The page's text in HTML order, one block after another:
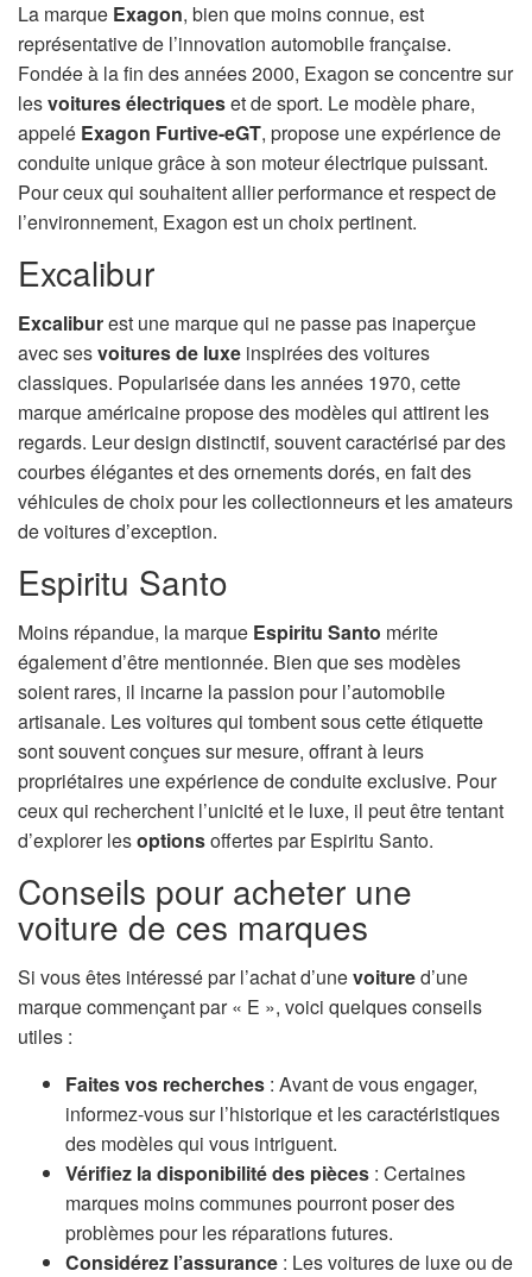
La marque Exagon, bien que moins connue, est
représentative de l’innovation automobile française.
Fondée à la fin des années 2000, Exagon se concentre sur
lesvoitures électriqueset de sport. Le modèle phare,
appelé Exagon Furtive-eGT, propose une expérience de
conduite unique grâce à son moteur électrique puissant.
Pour ceux qui souhaitent allier performance et respect de
l’environnement, Exagon est un choix pertinent.
Excalibur
Excaliburest une marque qui ne passe pas inaperçue
avec sesvoitures de luxe inspirées des voitures
classiques. Popularisée dans les années 1970, cette
marque américaine propose des modèles qui attirent les
regards. Leur design distinctif, souvent caractérisé par des
courbes élégantes et des ornements dorés, en fait des
véhicules de choix pour les collectionneurs et les amateurs
de voitures d’exception.
Espiritu Santo
Moins répandue, la marque Espiritu Santo mérite
également d’être mentionnée. Bien que ses modèles
soient rares, il incarne la passion pour l’automobile
artisanale. Les voitures qui tombent sous cette étiquette
sont souvent conçues sur mesure, offrant à leurs
propriétaires une expérience de conduite exclusive. Pour
ceux qui recherchent l’unicité et le luxe, il peut être tentant
d’explorer lesoptionsoffertes par Espiritu Santo.
Conseils pour acheter une
voiture de ces marques
Si vous êtes intéressé par l’achat d’unevoitured’une
marque commençant par « E », voici quelques conseils
utiles :
Faites vos recherches : Avant de vous engager,
informez-vous sur l’historique et les caractéristiques
des modèles qui vous intriguent.
Vérifiez la disponibilité des pièces : Certaines
marques moins communes pourront poser des
problèmes pour les réparations futures.
Considérez l’assurance : Les voitures de luxe ou de